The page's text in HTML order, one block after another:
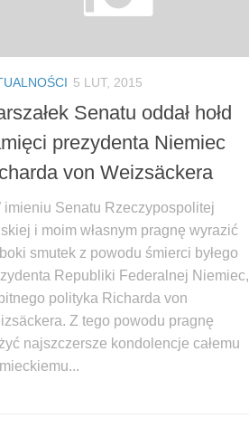
5 LUT, 2015
Senatu oddał hołd
prezydenta Niemiec
von Weizsäckera
imieniu Senatu Rzeczypospolitej
i moim własnym pragnę wyrazić
smutek z powodu śmierci byłego
Republiki Federalnej Niemiec,
polityka Richarda von
Z tego powodu pragnę
najszczersze kondolencje całemu